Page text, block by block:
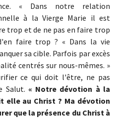
« Dans notre relation
à la Vierge Marie il est
trop et de ne pas en faire trop
faire trop ? « Dans la vie
sa cible. Parfois par excès
centrés sur nous-mêmes. »
ce qui doit l'être, ne pas
Salut. « Notre dévotion à la
elle au Christ ? Ma dévotion
que la présence du Christ à